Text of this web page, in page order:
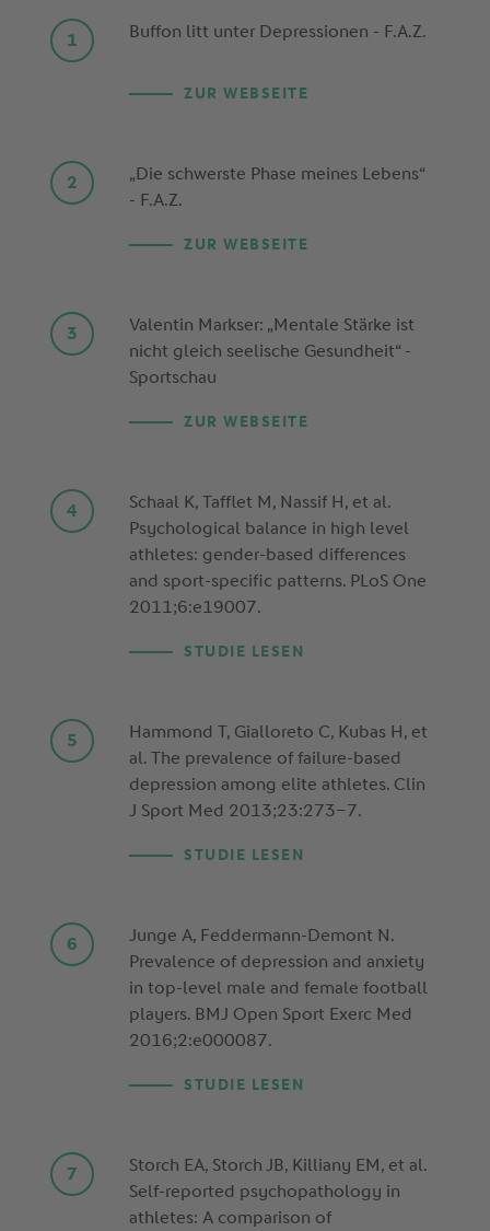
Buffon litt unter Depressionen - F.A.Z.
ZUR WEBSEITE
„Die schwerste Phase meines Lebens“
- F.A.Z.
ZUR WEBSEITE
Valentin Markser: „Mentale Stärke ist
nicht gleich seelische Gesundheit“ -
Sportschau
ZUR WEBSEITE
Schaal K, Tafflet M, Nassif H, et al.
Psychological balance in high level
athletes: gender-based differences
and sport-specific patterns. PLoS One
2011;6:e19007.
STUDIE LESEN
Hammond T, Gialloreto C, Kubas H, et
al. The prevalence of failure-based
depression among elite athletes. Clin
J Sport Med 2013;23:273–7.
STUDIE LESEN
Junge A, Feddermann-Demont N.
Prevalence of depression and anxiety
in top-level male and female football
players. BMJ Open Sport Exerc Med
2016;2:e000087.
STUDIE LESEN
Storch EA, Storch JB, Killiany EM, et al.
Self-reported psychopathology in
athletes: A comparison of